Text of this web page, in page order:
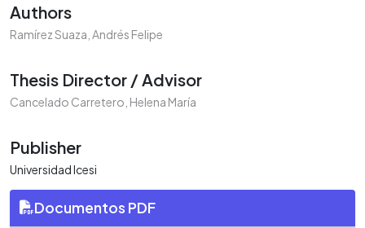
Authors
Ramírez Suaza, Andrés Felipe
Thesis Director / Advisor
Cancelado Carretero, Helena María
Publisher
Universidad Icesi
Documentos PDF